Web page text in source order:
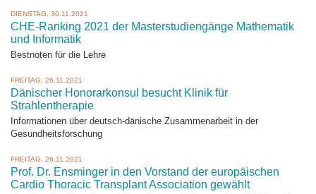
DIENSTAG, 30.11.2021
CHE-Ranking 2021 der Masterstudiengänge Mathematik
und Informatik
Bestnoten für die Lehre
FREITAG, 26.11.2021
Dänischer Honorarkonsul besucht Klinik für
Strahlentherapie
Informationen über deutsch-dänische Zusammenarbeit in der
Gesundheitsforschung
FREITAG, 26.11.2021
Prof. Dr. Ensminger in den Vorstand der europäischen
Cardio Thoracic Transplant Association gewählt